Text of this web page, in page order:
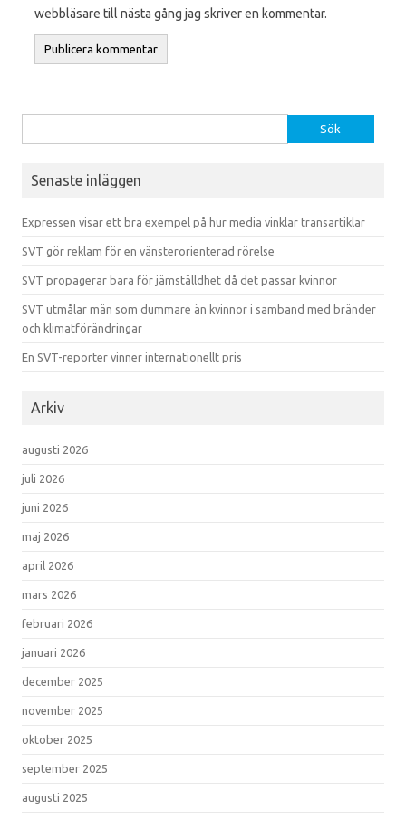
webbläsare till nästa gång jag skriver en kommentar.
Senaste inläggen
Expressen visar ett bra exempel på hur media vinklar transartiklar
SVT gör reklam för en vänsterorienterad rörelse
SVT propagerar bara för jämställdhet då det passar kvinnor
SVT utmålar män som dummare än kvinnor i samband med bränder
och klimatförändringar
En SVT-reporter vinner internationellt pris
Arkiv
augusti 2026
juli 2026
juni 2026
maj 2026
april 2026
mars 2026
februari 2026
januari 2026
december 2025
november 2025
oktober 2025
september 2025
augusti 2025